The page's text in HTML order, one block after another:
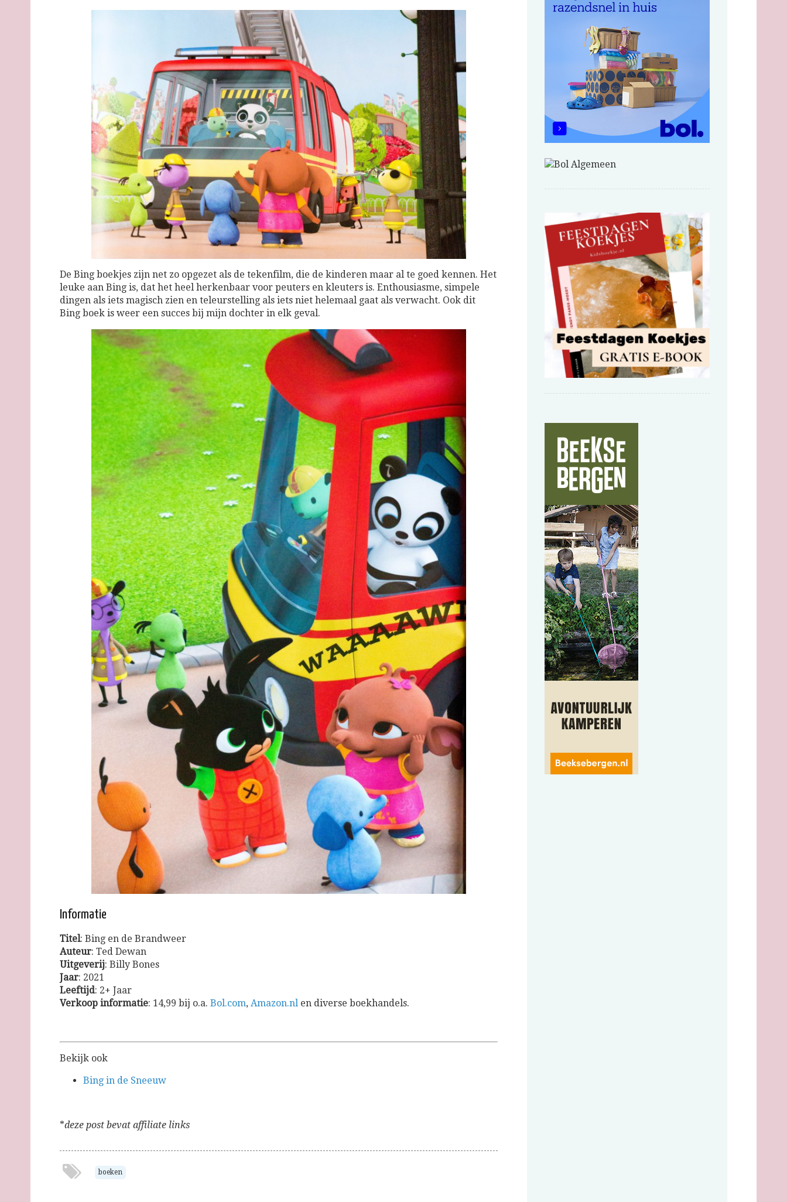
De Bing boekjes zijn net zo opgezet als de tekenfilm, die de kinderen maar al te goed kennen. Het
leuke aan Bing is, dat het heel herkenbaar voor peuters en kleuters is. Enthousiasme, simpele
dingen als iets magisch zien en teleurstelling als iets niet helemaal gaat als verwacht. Ook dit
Bing boek is weer een succes bij mijn dochter in elk geval.
Informatie
Titel: Bing en de Brandweer
Auteur: Ted Dewan
Uitgeverij: Billy Bones
Jaar: 2021
Leeftijd: 2+ Jaar
Verkoop informatie: 14,99 bij o.a. Bol.com, Amazon.nl en diverse boekhandels.
Bekijk ook
Bing in de Sneeuw
*deze post bevat affiliate links
boeken